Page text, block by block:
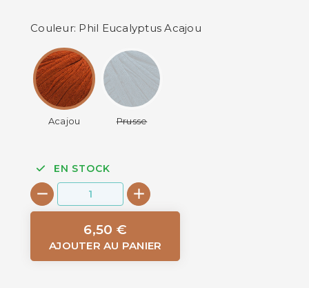
Couleur: Phil Eucalyptus Acajou
Acajou Prusse
EN STOCK
6,50 €
AJOUTER AU PANIER